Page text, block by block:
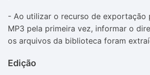
- Ao utilizar o recurso de exportação
MP3 pela primeira vez, informar o
os arquivos da biblioteca foram
Edição